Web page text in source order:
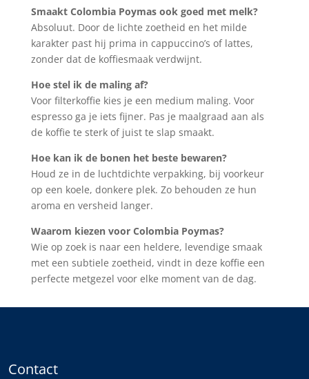
Smaakt Colombia Poymas ook goed met melk?
Absoluut. Door de lichte zoetheid en het milde
karakter past hij prima in cappuccino’s of lattes,
zonder dat de koffiesmaak verdwijnt.
Hoe stel ik de maling af?
Voor filterkoffie kies je een medium maling. Voor
espresso ga je iets fijner. Pas je maalgraad aan als
de koffie te sterk of juist te slap smaakt.
Hoe kan ik de bonen het beste bewaren?
Houd ze in de luchtdichte verpakking, bij voorkeur
op een koele, donkere plek. Zo behouden ze hun
aroma en versheid langer.
Waarom kiezen voor Colombia Poymas?
Wie op zoek is naar een heldere, levendige smaak
met een subtiele zoetheid, vindt in deze koffie een
perfecte metgezel voor elke moment van de dag.
Contact